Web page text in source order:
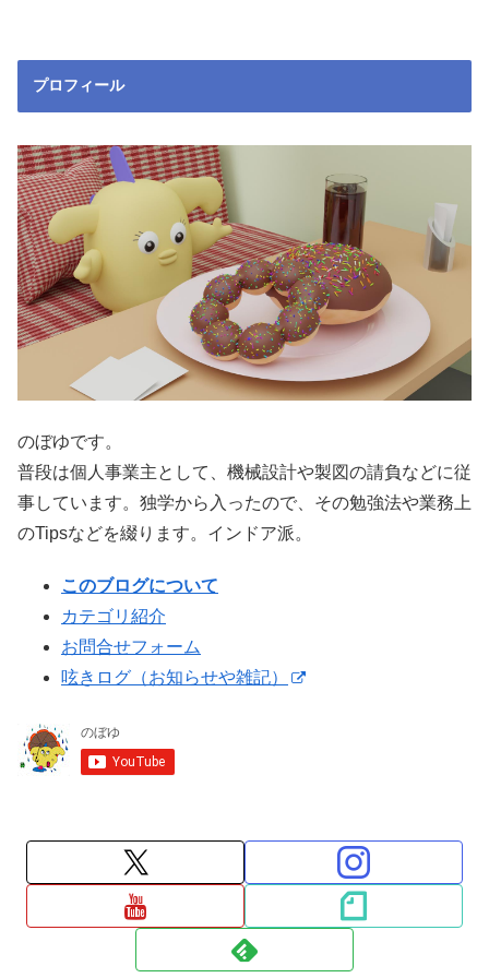
プロフィール
のぼゆです。
普段は個人事業主として、機械設計や製図の請負などに従
事しています。独学から入ったので、その勉強法や業務上
のTipsなどを綴ります。インドア派。
このブログについて
カテゴリ紹介
お問合せフォーム
呟きログ（お知らせや雑記）